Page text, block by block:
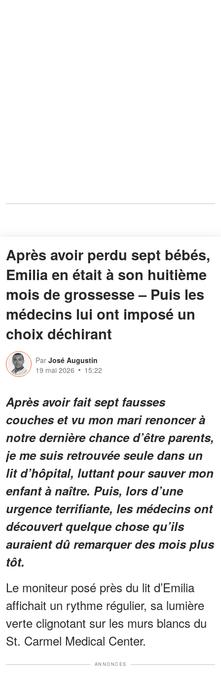
Après avoir perdu sept bébés,
Emilia en était à son huitième
mois de grossesse – Puis les
médecins lui ont imposé un
choix déchirant
Par José Augustin
19 mai 2026
15:22
Après avoir fait sept fausses
couches et vu mon mari renoncer à
notre dernière chance d’être parents,
je me suis retrouvée seule dans un
lit d’hôpital, luttant pour sauver mon
enfant à naître. Puis, lors d’une
urgence terrifiante, les médecins ont
découvert quelque chose qu’ils
auraient dû remarquer des mois plus
tôt.
Le moniteur posé près du lit d’Emilia
affichait un rythme régulier, sa lumière
verte clignotant sur les murs blancs du
St. Carmel Medical Center.
ANNONCES